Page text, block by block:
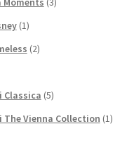
(1)
(2)
Classica (5)
The Vienna Collection (1)